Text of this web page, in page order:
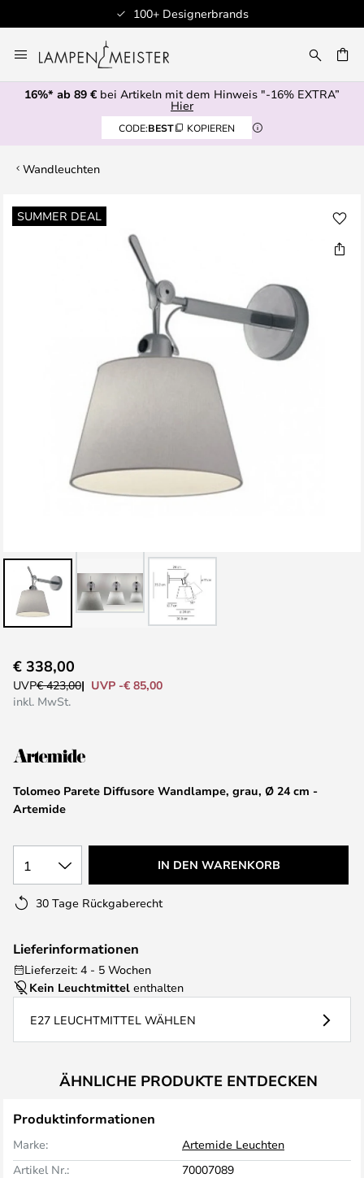
100+ Designerbrands
Inhalt
springen
16%* ab 89 € bei Artikeln mit dem Hinweis "-16% EXTRA”
Hier
CODE:BEST KOPIEREN
Wandleuchten
SUMMER DEAL
Zum
Ende
Anfang
der
Tolomeo Parete Diffusore Wandlampe, grau, Ø 24 cm -
Artemide
€ 338,00
UVP€ 423,00
UVP -€ 85,00
inkl. MwSt.
1 IN DEN WARENKORB
30 Tage Rückgaberecht
Lieferinformationen
Lieferzeit: 4 - 5 Wochen
Kein Leuchtmittel enthalten
E27 LEUCHTMITTEL WÄHLEN
ÄHNLICHE PRODUKTE ENTDECKEN
Produktinformationen
Marke:
Artemide Leuchten
Artikel Nr.:
70007089